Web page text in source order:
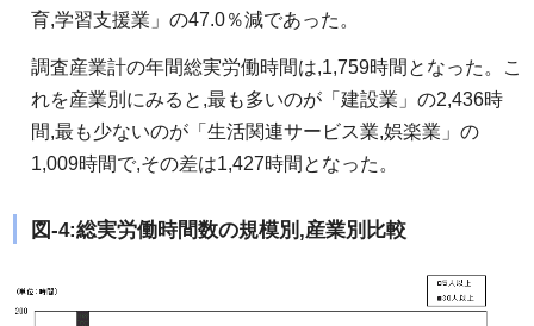
育,学習支援業」の47.0％減であった。
調査産業計の年間総実労働時間は,1,759時間となった。こ
れを産業別にみると,最も多いのが「建設業」の2,436時
間,最も少ないのが「生活関連サービス業,娯楽業」の
1,009時間で,その差は1,427時間となった。
図-4:総実労働時間数の規模別,産業別比較